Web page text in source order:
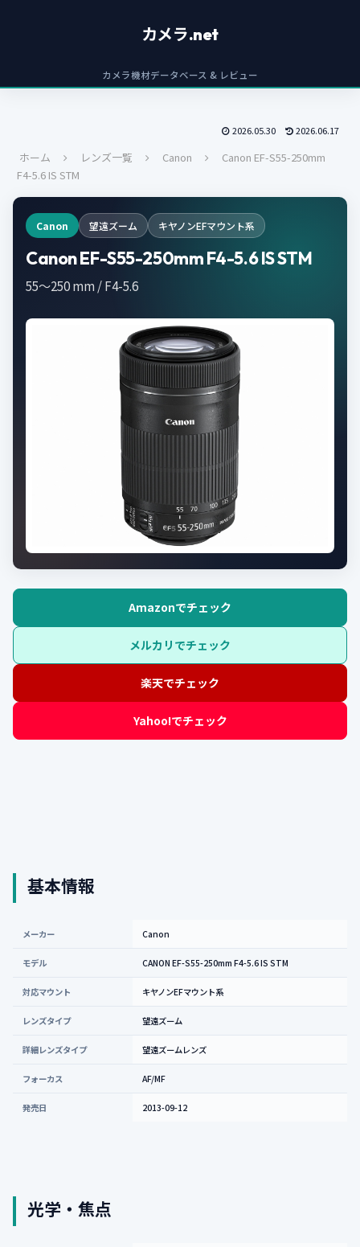
カメラ.net
カメラ機材データベース & レビュー
2026.05.30 2026.06.17
ホーム レンズ一覧 Canon
Canon EF-S55-250mm
F4-5.6 IS STM
Canon 望遠ズーム キヤノンEFマウント系
Canon EF-S55-250mm F4-5.6 IS STM
55～250 mm / F4-5.6
Amazonでチェック
メルカリでチェック
楽天でチェック
Yahoo!でチェック
基本情報
メーカー Canon
モデル CANON EF-S55-250mm F4-5.6 IS STM
対応マウント キヤノンEFマウント系
レンズタイプ 望遠ズーム
詳細レンズタイプ 望遠ズームレンズ
フォーカス AF/MF
発売日 2013-09-12
光学・焦点